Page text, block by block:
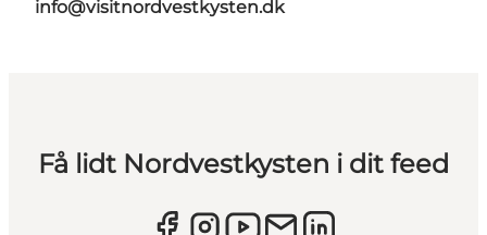
info@visitnordvestkysten.dk
Få lidt Nordvestkysten i dit feed